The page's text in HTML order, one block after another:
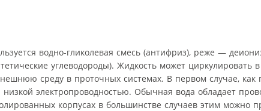
водно-гликолевая смесь (антифриз), реже —
углеводороды). Жидкость может циркулировать в
среду в проточных системах. В первом случае, как
электропроводностью. Обычная вода обладает
корпусах в большинстве случаев этим можно